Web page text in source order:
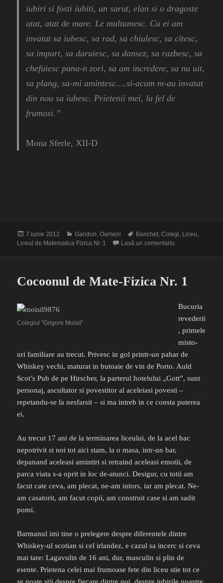
iubiri si fosti iubiti, un sarut, elan si o dragoste
atat, atat de mare. Le multumesc. Cu ei am
invatat sa iubesc, sa rad, sa chiulesc, sa citesc,
sa impart, sa daruiesc, sa dansez, sa razbesc, sa
chefuiesc pana-n zori, sa am incredere, sa nu uit,
sa plang, sa-mi amintesc….si-acum m-au invatat
din nou sa iubesc. Prietenii mei, la fel de
frumosi.”
Mona Sferle, XII-D
Publicat
pe
7 iunie 2012 Categorii
Ganduri,Oameni Etichete
Banchet,Colegi, Liceu,
Liceul de Matematica Fizica Nr. 1
Lasă un comentariu
Cocoonul de Mate-Fizica Nr. 1
Colegiul "Grigore Moisil"
Bucuria
revederii
, primele
misto-
uri familiare au trecut. Privesc in gol printr-un pahar de
Whiskey vechi, maturat in butoaie de vin de Porto. Auld
Scot’s Pub de pe Hirscher, la parterul hotelului „Gott”, sunt
personaj, ascultator si povestitor al aceleiasi povesti –
repetandu-se la nesfarsit – si ma intreb in ce consta puterea
ei.
Au trecut 17 ani de la terminarea liceului, de la acel bac
nepotrivit si noi tot aici stam, la o masa, intr-un bar,
depanand aceleasi amintiri si retraind aceleasi emotii, de
parca viata s-a oprit in loc de-atunci. Desigur, cu totii am
facut cate ceva, am plecat, ne-am intors, iar am plecat. Ne-
am casatorit, am facut copii, am construit case si am sadit
pomi.
Barmanul imi tine o prelegere despre diferentele dintre
Whiskey-ul scotian si cel irlandez, e cazul sa incerc si ceva
mai tare: Lagavulin de 16 ani, dur, masculin si plin de
esente. Prietena celei mai frumoase fete din liceu stie tot ce